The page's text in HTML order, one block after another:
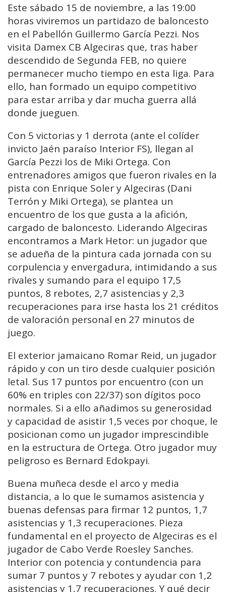
Este sábado 15 de noviembre, a las 19:00
horas viviremos un partidazo de baloncesto
en el Pabellón Guillermo García Pezzi. Nos
visita Damex CB Algeciras que, tras haber
descendido de Segunda FEB, no quiere
permanecer mucho tiempo en esta liga. Para
ello, han formado un equipo competitivo
para estar arriba y dar mucha guerra allá
donde jueguen.
Con 5 victorias y 1 derrota (ante el colíder
invicto Jaén paraíso Interior FS), llegan al
García Pezzi los de Miki Ortega. Con
entrenadores amigos que fueron rivales en la
pista con Enrique Soler y Algeciras (Dani
Terrón y Miki Ortega), se plantea un
encuentro de los que gusta a la afición,
cargado de baloncesto. Liderando Algeciras
encontramos a Mark Hetor: un jugador que
se adueña de la pintura cada jornada con su
corpulencia y envergadura, intimidando a sus
rivales y sumando para el equipo 17,5
puntos, 8 rebotes, 2,7 asistencias y 2,3
recuperaciones para irse hasta los 21 créditos
de valoración personal en 27 minutos de
juego.
El exterior jamaicano Romar Reid, un jugador
rápido y con un tiro desde cualquier posición
letal. Sus 17 puntos por encuentro (con un
60% en triples con 22/37) son dígitos poco
normales. Si a ello añadimos su generosidad
y capacidad de asistir 1,5 veces por choque, le
posicionan como un jugador imprescindible
en la estructura de Ortega. Otro jugador muy
peligroso es Bernard Edokpayi.
Buena muñeca desde el arco y media
distancia, a lo que le sumamos asistencia y
buenas defensas para firmar 12 puntos, 1,7
asistencias y 1,3 recuperaciones. Pieza
fundamental en el proyecto de Algeciras es el
jugador de Cabo Verde Roesley Sanches.
Interior con potencia y contundencia para
sumar 7 puntos y 7 rebotes y ayudar con 1,2
asistencias y 1,7 recuperaciones. Y qué decir